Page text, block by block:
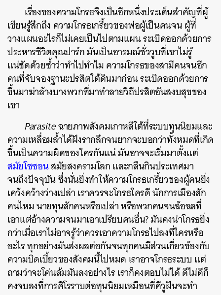
เรื่องของความโกรธจึงเป็นอีกหนึ่งประเด็นสำคัญที่ผู้
เขียนรู้สึกถึง ความโกรธเกรี้ยวของพ่อผู้เป็นคนจน ผู้ที่
วางแผนอะไรก็ไม่เคยเป็นไปตามแผน ระเบิดออกด้วยการ
ประหารชีวิตคุณปาร์ก มันเป็นอารมณ์ชั่ววูบที่เขาไม่รู้
แน่ชัดด้วยซ้ำว่าทำไปทำไม ความโกรธของสามีคนจนอีก
คนที่จับจองฐานะปรสิตใต้ดินมาก่อน ระเบิดออกด้วยการ
ขึ้นมาฆ่าล้างบางพวกที่มาทำลายวิถีปรสิตอันสงบสุขของ
เขา
Parasiteฉายภาพสังคมเกาหลีใต้ที่ระบบทุนนิยมและ
ความเหลื่อมล้ำได้ฝังรากลึกจนยากจะบอกว่าทั้งหมดที่เกิด
ขึ้นเป็นความผิดของใครกันแน่ มันอาจจะเริ่มมาตั้งแต่
สมัยโชซอนสมัยสงครามโลก และกลืนกินประเทศมา
จนถึงปัจจุบัน ซึ่งนั่นยิ่งทำให้ความโกรธเกรี้ยวของผู้คนยิ่ง
เคว้งคว้างว่างเปล่า เราควรจะโกรธใครดี นักการเมืองสัก
คนไหม นายทุนสักคนหรือเปล่า หรือพวกคนจนฉ้อฉลที่
เอาแต่อ้างความจนมาเอาเปรียบคนอื่น? มันคงน่าโกรธยิ่ง
กว่าเมื่อเราไม่อาจรู้ว่าควรเอาความโกรธไปลงที่ใครหรือ
อะไร ทุกอย่างมันส่งผลต่อกันจนทุกคนมีส่วนเกี่ยวข้องกับ
ความบิดเบี้ยวของสังคมนี้ไปหมด เราอาจโกรธระบบ แต่
ถามว่าจะโค่นล้มมันลงอย่างไร เราก็คงตอบไม่ได้ ดีไม่ดีก็
คงจบลงที่การศิโรราบต่อทุนนิยมเหมือนที่คีวูฝันจะทำ